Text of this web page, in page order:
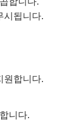
시됩니다.
원합니다.
니다.